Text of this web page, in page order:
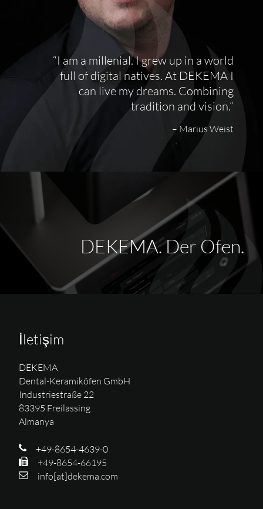
I am a millenial. I grew up in a world
full of digital natives. At DEKEMA I
can live my dreams. Combining
tradition and vision.
– Marius Weist
DEKEMA. Der Ofen.
İletişim
DEKEMA
Dental-Keramiköfen GmbH
Industriestraße 22
83395 Freilassing
Almanya
+49-8654-4639-0
+49-8654-66195
info[at]dekema.com